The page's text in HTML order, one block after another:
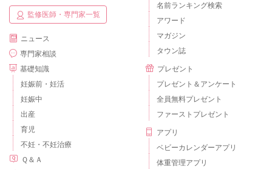
監修医師・専門家一覧
ニュース
専門家相談
基礎知識
妊娠前・妊活
妊娠中
出産
育児
不妊・不妊治療
Ｑ＆Ａ
名前ランキング検索
アワード
マガジン
タウン誌
プレゼント
プレゼント＆アンケート
全員無料プレゼント
ファーストプレゼント
アプリ
ベビーカレンダーアプリ
体重管理アプリ